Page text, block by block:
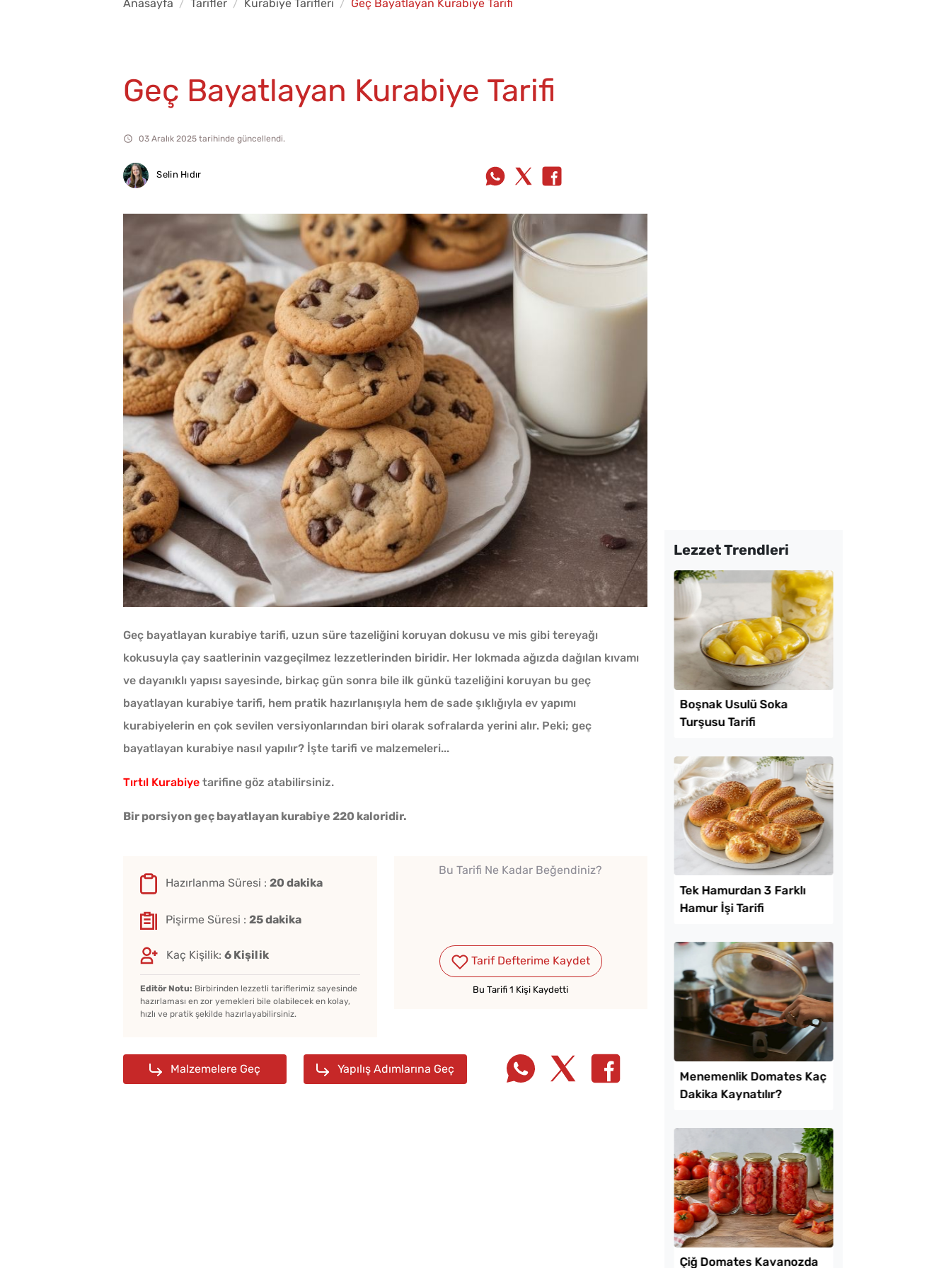
Anasayfa Tarifler Kurabiye Tarifleri Geç Bayatlayan Kurabiye Tarifi
Geç Bayatlayan Kurabiye Tarifi
03 Aralık 2025 tarihinde güncellendi.
Selin Hıdır
Geç bayatlayan kurabiye tarifi, uzun süre tazeliğini koruyan dokusu ve mis gibi tereyağı
kokusuyla çay saatlerinin vazgeçilmez lezzetlerinden biridir. Her lokmada ağızda dağılan kıvamı
ve dayanıklı yapısı sayesinde, birkaç gün sonra bile ilk günkü tazeliğini koruyan bu geç
bayatlayan kurabiye tarifi, hem pratik hazırlanışıyla hem de sade şıklığıyla ev yapımı
kurabiyelerin en çok sevilen versiyonlarından biri olarak sofralarda yerini alır. Peki; geç
bayatlayan kurabiye nasıl yapılır? İşte tarifi ve malzemeleri...
Tırtıl Kurabiye tarifine göz atabilirsiniz.
Bir porsiyon geç bayatlayan kurabiye 220 kaloridir.
Hazırlanma Süresi : 20 dakika
Pişirme Süresi : 25 dakika
Kaç Kişilik: 6 Kişilik
Editör Notu: Birbirinden lezzetli tariflerimiz sayesinde
hazırlaması en zor yemekleri bile olabilecek en kolay,
hızlı ve pratik şekilde hazırlayabilirsiniz.
Bu Tarifi Ne Kadar Beğendiniz?
Tarif Defterime Kaydet
Bu Tarifi 1 Kişi Kaydetti
Malzemelere Geç Yapılış Adımlarına Geç
Tarhana Hamuru Kaç Gün
Evde Elma Sirkesi
Soğuk Baklava
Lezzetinde Borcam Tatlısı
Hamur İşi Tarifi